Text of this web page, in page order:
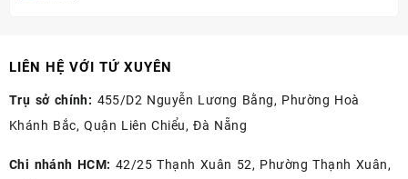
LIÊN HỆ VỚI TỨ XUYÊN
Trụ sở chính: 455/D2 Nguyễn Lương Bằng, Phường Hoà
Khánh Bắc, Quận Liên Chiểu, Đà Nẵng
Chi nhánh HCM: 42/25 Thạnh Xuân 52, Phường Thạnh Xuân,